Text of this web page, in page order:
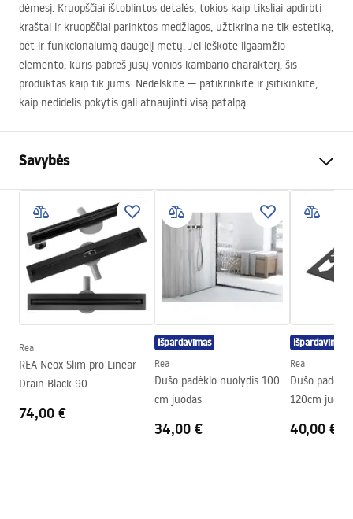
dėmesį. Kruopščiai ištoblintos detalės, tokios kaip tiksliai apdirbti
kraštai ir kruopščiai parinktos medžiagos, užtikrina ne tik estetiką,
bet ir funkcionalumą daugelį metų. Jei ieškote ilgaamžio
elemento, kuris pabrėš jūsų vonios kambario charakterį, šis
produktas kaip tik jums. Nedelskite — patikrinkite ir įsitikinkite,
kaip nedidelis pokytis gali atnaujinti visą patalpą.
Savybės
Spalva
Juoda
Medžiaga
Nerūdijantis plienas
Ilgis
mm
Aukštis
52mm
Plotis
12mm
Drenažo įrengimo gylis
1mm
Galima pjauti
Taip
24 mėnesių
Rea
REA Neox Slim pro Linear
Drain Black 90
74,00 €
Išpardavimas
Rea
Dušo padėklo nuolydis 100
cm juodas
34,00 €
Išpardavimas
Rea
Dušo
120cm
40,00 €